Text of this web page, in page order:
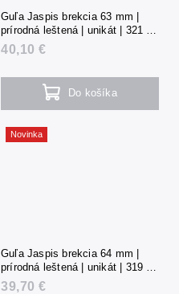
Guľa Jaspis brekcia 63 mm |
prírodná leštená | unikát | 321 g |
Čína
40,10 €
Do košíka
Novinka
Guľa Jaspis brekcia 64 mm |
prírodná leštená | unikát | 319 g |
Čína
39,70 €